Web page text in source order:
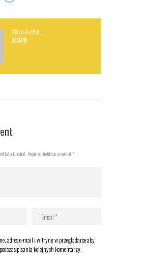
About Author
ADMIN
be published. Required fields are marked *
adres e-mail i witrynę w przeglądarce aby
pisania kolejnych komentarzy.